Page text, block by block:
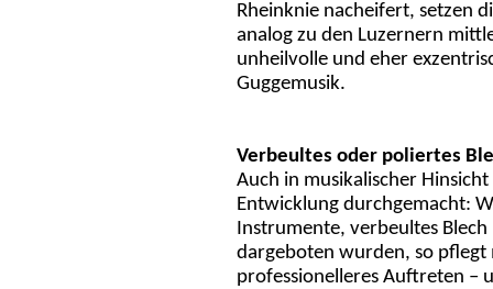
Rheinknie nacheifert, setzen
analog zu den Luzernern
unheilvolle und eher
Guggemusik.
Verbeultes oder poliertes
Auch in musikalischer
Entwicklung durchgemacht:
Instrumente, verbeultes
dargeboten wurden, so pflegt
professionelleres Auftreten –